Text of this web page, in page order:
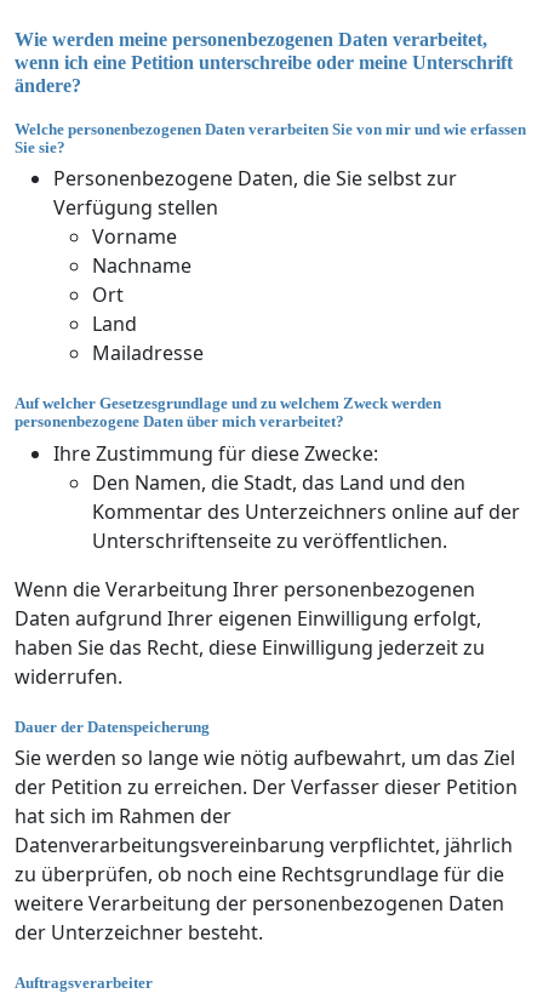
Wie werden meine personenbezogenen Daten verarbeitet,
wenn ich eine Petition unterschreibe oder meine Unterschrift
ändere?
Welche personenbezogenen Daten verarbeiten Sie von mir und wie erfassen
Sie sie?
Personenbezogene Daten, die Sie selbst zur
Verfügung stellen
Vorname
Nachname
Ort
Land
Mailadresse
Auf welcher Gesetzesgrundlage und zu welchem Zweck werden
personenbezogene Daten über mich verarbeitet?
Ihre Zustimmung für diese Zwecke:
Den Namen, die Stadt, das Land und den
Kommentar des Unterzeichners online auf der
Unterschriftenseite zu veröffentlichen.
Wenn die Verarbeitung Ihrer personenbezogenen
Daten aufgrund Ihrer eigenen Einwilligung erfolgt,
haben Sie das Recht, diese Einwilligung jederzeit zu
widerrufen.
Dauer der Datenspeicherung
Sie werden so lange wie nötig aufbewahrt, um das Ziel
der Petition zu erreichen. Der Verfasser dieser Petition
hat sich im Rahmen der
Datenverarbeitungsvereinbarung verpflichtet, jährlich
zu überprüfen, ob noch eine Rechtsgrundlage für die
weitere Verarbeitung der personenbezogenen Daten
der Unterzeichner besteht.
Auftragsverarbeiter